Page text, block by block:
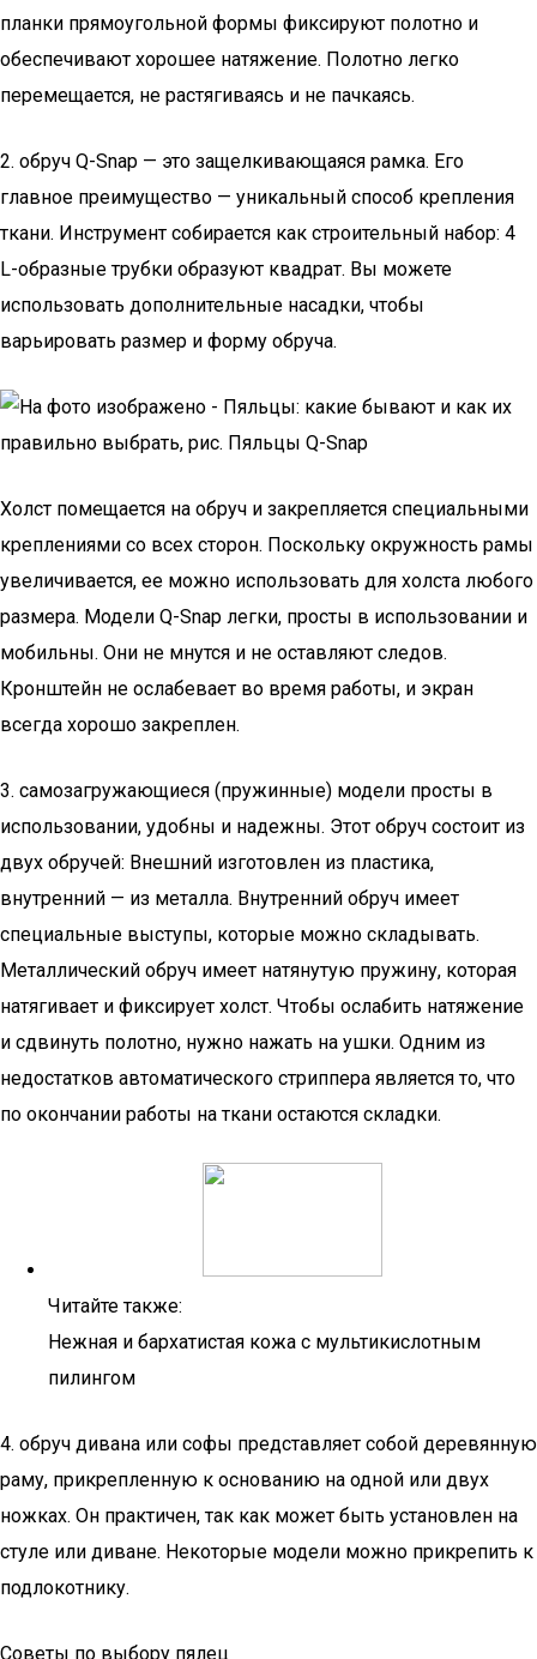
планки прямоугольной формы фиксируют полотно и
обеспечивают хорошее натяжение. Полотно легко
перемещается, не растягиваясь и не пачкаясь.
2. обруч Q-Snap — это защелкивающаяся рамка. Его
главное преимущество — уникальный способ крепления
ткани. Инструмент собирается как строительный набор: 4
L-образные трубки образуют квадрат. Вы можете
использовать дополнительные насадки, чтобы
варьировать размер и форму обруча.
Холст помещается на обруч и закрепляется специальными
креплениями со всех сторон. Поскольку окружность рамы
увеличивается, ее можно использовать для холста любого
размера. Модели Q-Snap легки, просты в использовании и
мобильны. Они не мнутся и не оставляют следов.
Кронштейн не ослабевает во время работы, и экран
всегда хорошо закреплен.
3. самозагружающиеся (пружинные) модели просты в
использовании, удобны и надежны. Этот обруч состоит из
двух обручей: Внешний изготовлен из пластика,
внутренний — из металла. Внутренний обруч имеет
специальные выступы, которые можно складывать.
Металлический обруч имеет натянутую пружину, которая
натягивает и фиксирует холст. Чтобы ослабить натяжение
и сдвинуть полотно, нужно нажать на ушки. Одним из
недостатков автоматического стриппера является то, что
по окончании работы на ткани остаются складки.
Читайте также:
Нежная и бархатистая кожа с мультикислотным
пилингом
4. обруч дивана или софы представляет собой деревянную
раму, прикрепленную к основанию на одной или двух
ножках. Он практичен, так как может быть установлен на
стуле или диване. Некоторые модели можно прикрепить к
подлокотнику.
Советы по выбору пялец